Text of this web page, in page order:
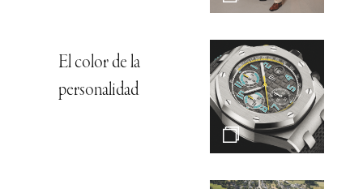
El color de la
personalidad